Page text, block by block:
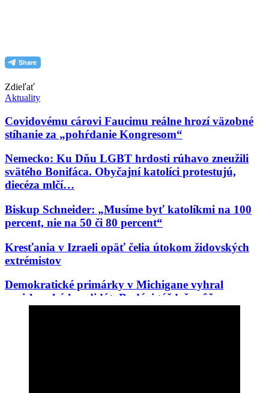
Zdieľať
Aktuality
Covidovému cárovi Faucimu reálne hrozí väzobné
stíhanie za „pohŕdanie Kongresom“
Nemecko: Ku Dňu LGBT hrdosti rúhavo zneužili
svätého Bonifáca. Obyčajní katolíci protestujú,
diecéza mlčí…
Biskup Schneider: „Musíme byť katolíkmi na 100
percent, nie na 50 či 80 percent“
Kresťania v Izraeli opäť čelia útokom židovských
extrémistov
Demokratické primárky v Michigane vyhral
proislamský kandidát. Budúci týždeň môže vo